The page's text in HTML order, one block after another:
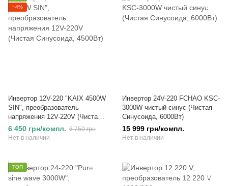
−4%
Инвертор 12V-220 "KAIX 4500W
SIN", преобразователь
напряжения 12V-220V (Чистая
Синусоида, 4500Вт)
6 450 грн/компл. 6 750 грн
Нет в наличии
Инвертор 24V-220 FCHAO KSC-
3000W чистый синус (Чистая
Синусоида, 6000Вт)
15 999 грн/компл.
Нет в наличии
ТОП